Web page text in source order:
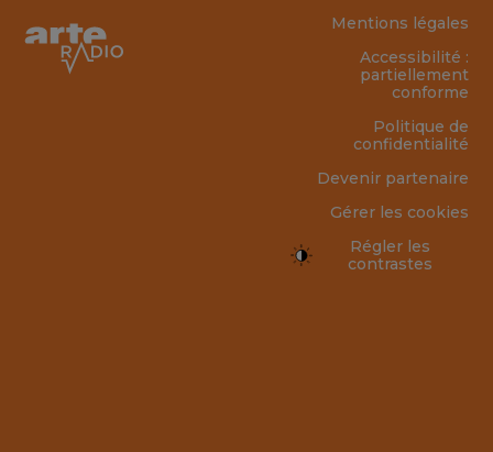
Mentions légales
Accessibilité :
partiellement
conforme
Politique de
confidentialité
Devenir partenaire
Gérer les cookies
Régler les
contrastes